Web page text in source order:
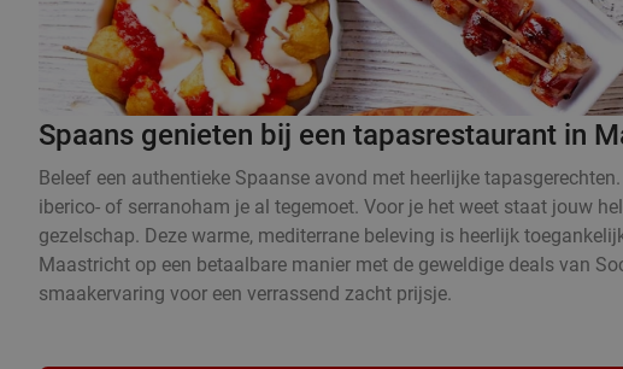
Spaans genieten bij een tapasrestaurant in
Beleef een authentieke Spaanse avond met heerlijke
iberico- of serranoham je al tegemoet. Voor je het weet staat jouw
gezelschap. Deze warme, mediterrane beleving is heerlijk
Maastricht op een betaalbare manier met de geweldige deals van
smaakervaring voor een verrassend zacht prijsje.